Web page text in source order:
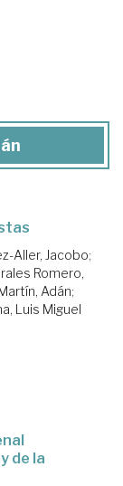
Aller, Jacobo;
Romero,
Adán;
Luis Miguel
de la